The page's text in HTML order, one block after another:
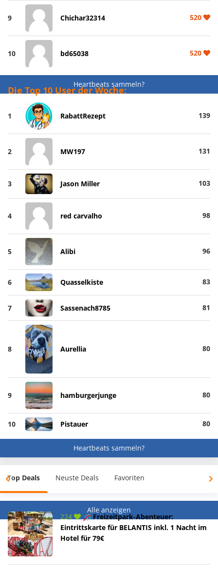
9 Chichar32314 520
10 bd65038 520
Heartbeats sammeln?
Die Top 10 User der Woche:
1 RabattRezept 139
2 MW197 131
3 Jason Miller 103
4 red carvalho 98
5 Alibi 96
6 Quasselkiste 83
7 Sassenach8785 81
8 Aurellia 80
9 hamburgerjunge 80
10 Pistauer 80
Heartbeats sammeln?
Top Deals Neuste Deals Favoriten
Alle anzeigen
224
🎢 Freizeitpark-Abenteuer:
Eintrittskarte für BELANTIS inkl. 1 Nacht im
Hotel für 79€